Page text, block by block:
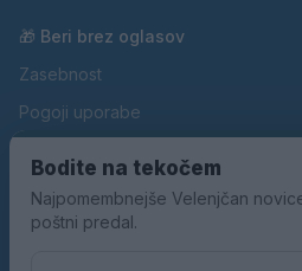
🎁 Beri brez oglasov
Zasebnost
Pogoji uporabe
Oglaševanje
Kontakt
Bodite na tekočem
Najpomembnejše Velenjčan
poštni predal.